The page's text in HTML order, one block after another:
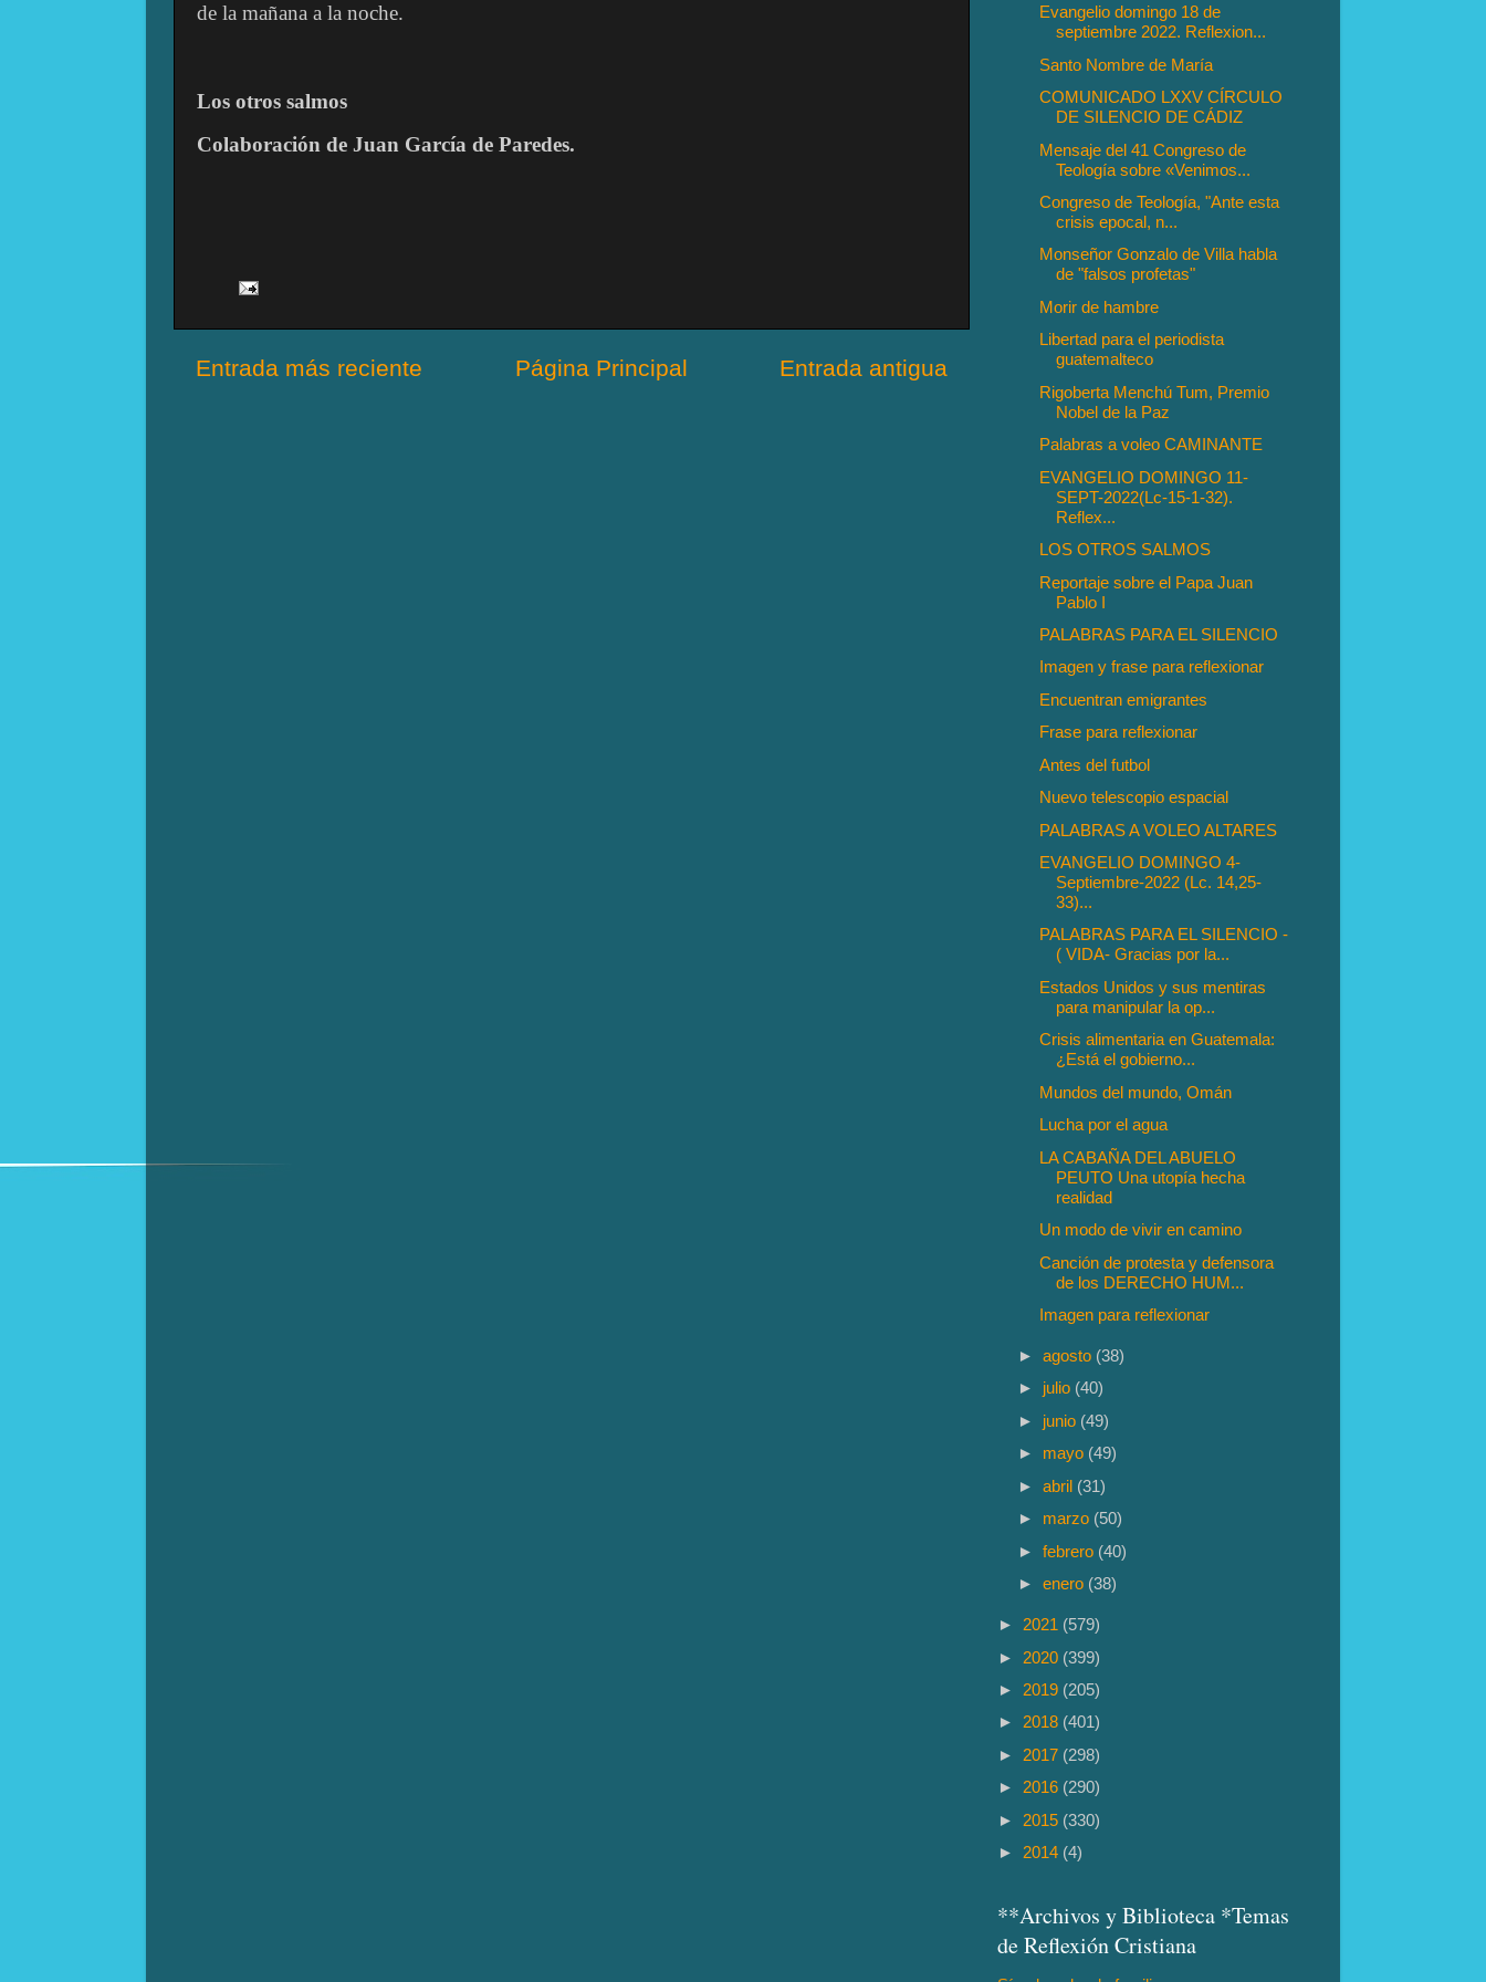
de la mañana a la noche.
Los otros salmos
Colaboración de Juan García de Paredes.
Entrada más reciente Entrada antigua
Página Principal
Evangelio domingo 18 de
septiembre 2022. Reflexion...
Santo Nombre de María
COMUNICADO LXXV CÍRCULO
DE SILENCIO DE CÁDIZ
Mensaje del 41 Congreso de
Teología sobre «Venimos...
Congreso de Teología, "Ante esta
crisis epocal, n...
Monseñor Gonzalo de Villa habla
de "falsos profetas"
Morir de hambre
Libertad para el periodista
guatemalteco
Rigoberta Menchú Tum, Premio
Nobel de la Paz
Palabras a voleo CAMINANTE
EVANGELIO DOMINGO 11-
SEPT-2022(Lc-15-1-32).
Reflex...
LOS OTROS SALMOS
Reportaje sobre el Papa Juan
Pablo I
PALABRAS PARA EL SILENCIO
Imagen y frase para reflexionar
Encuentran emigrantes
Frase para reflexionar
Antes del futbol
Nuevo telescopio espacial
PALABRAS A VOLEO ALTARES
EVANGELIO DOMINGO 4-
Septiembre-2022 (Lc. 14,25-
33)...
PALABRAS PARA EL SILENCIO -
( VIDA- Gracias por la...
Estados Unidos y sus mentiras
para manipular la op...
Crisis alimentaria en Guatemala:
¿Está el gobierno...
Mundos del mundo, Omán
Lucha por el agua
LA CABAÑA DEL ABUELO
PEUTO Una utopía hecha
realidad
Un modo de vivir en camino
Canción de protesta y defensora
de los DERECHO HUM...
Imagen para reflexionar
►agosto (38)
► julio (40)
► junio (49)
► mayo (49)
►abril (31)
► marzo (50)
►febrero (40)
►enero (38)
► 2021 (579)
► 2020 (399)
► 2019 (205)
► 2018 (401)
► 2017 (298)
► 2016 (290)
► 2015 (330)
► 2014 (4)
**Archivos y Biblioteca *Temas
de Reflexión Cristiana